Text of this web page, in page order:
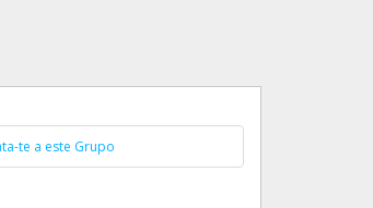
te a este Grupo